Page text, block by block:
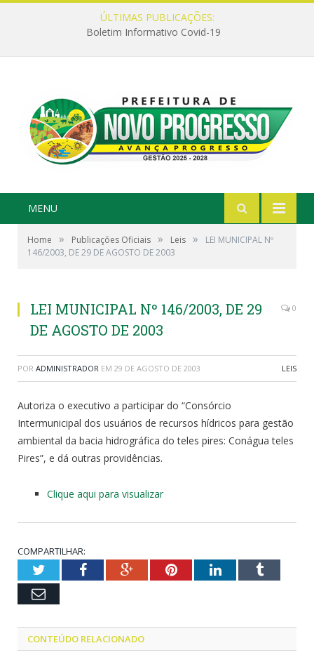
ÚLTIMAS PUBLICAÇÕES:
Boletim Informativo Covid-19
MENU
Home » Publicações Oficiais » Leis »
LEI MUNICIPAL Nº
146/2003, DE 29 DE AGOSTO DE 2003
LEI MUNICIPAL Nº 146/2003, DE 29
DE AGOSTO DE 2003
0
POR ADMINISTRADOR EM 29 DE AGOSTO DE 2003 LEIS
Autoriza o executivo a participar do “Consórcio
Intermunicipal dos usuários de recursos hídricos para gestão
ambiental da bacia hidrográfica do teles pires: Conágua teles
Pires”, e dá outras providências.
Clique aqui para visualizar
COMPARTILHAR:
TwitterFacebookGoogle+PinterestLinkedInTumblr
Email
CONTEÚDO RELACIONADO